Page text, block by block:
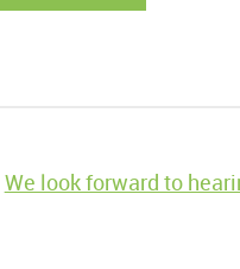
We look forward to